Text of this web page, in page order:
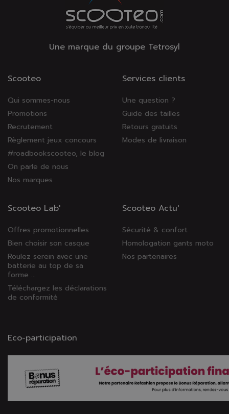
Une marque du groupe Tetrosyl
Scooteo
Qui sommes-nous
Promotions
Recrutement
Règlement jeux concours
#roadbookscooteo, le blog
On parle de nous
Nos marques
Services clients
Une question ?
Guide des tailles
Retours gratuits
Modes de livraison
Scooteo Lab'
Offres promotionnelles
Bien choisir son casque
Roulez serein avec une
batterie au top de sa
forme ...
Téléchargez les déclarations
de conformité
Scooteo Actu'
Sécurité & confort
Homologation gants moto
Nos partenaires
Eco-participation